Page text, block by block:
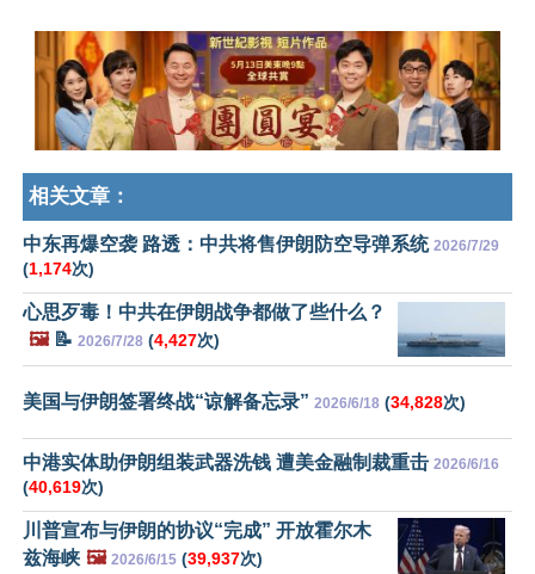
相关文章：
中东再爆空袭 路透：中共将售伊朗防空导弹系统 2026/7/29
(1,174次)
心思歹毒！中共在伊朗战争都做了些什么？
🖼️📝 2026/7/28 (4,427次)
美国与伊朗签署终战“谅解备忘录” 2026/6/18 (34,828次)
中港实体助伊朗组装武器洗钱 遭美金融制裁重击 2026/6/16
(40,619次)
川普宣布与伊朗的协议“完成” 开放霍尔木
兹海峡 🖼️ 2026/6/15 (39,937次)